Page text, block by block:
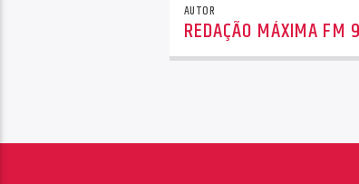
AUTOR
REDAÇÃO MÁXIMA FM